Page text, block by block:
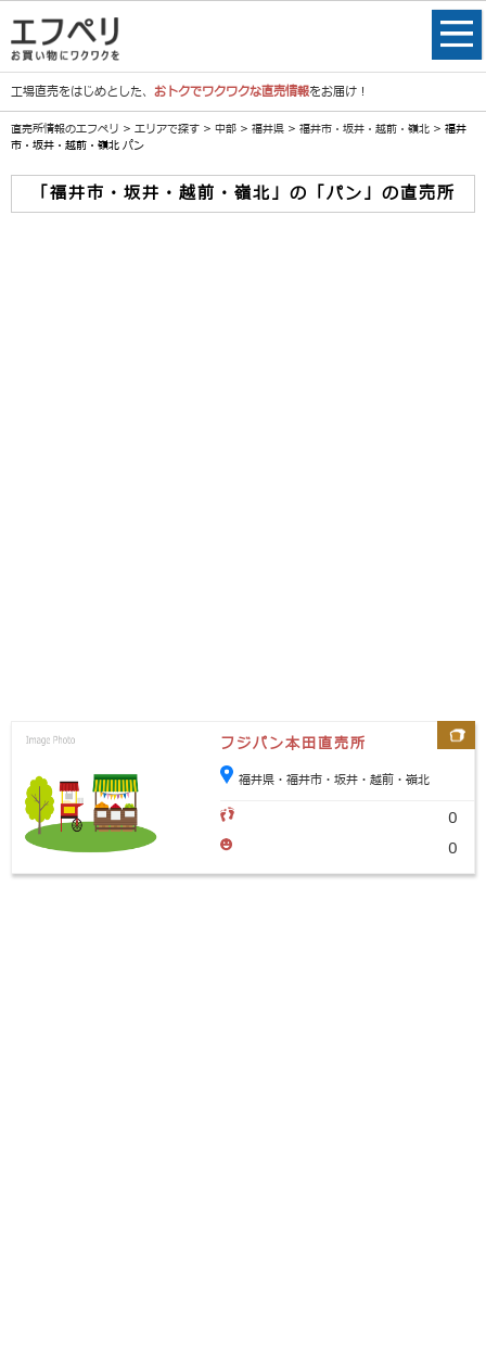
工場直売をはじめとした、 おトクでワクワクな直売情報をお届け！
直売所情報のエフペリ > エリアで探す > 中部 > 福井県 > 福井市・坂井・越前・嶺北 > 福井
市・坂井・越前・嶺北 パン
「福井市・坂井・越前・嶺北」の「パン」の直売所
フジパン本田直売所
福井県・福井市・坂井・越前・嶺北
0
0